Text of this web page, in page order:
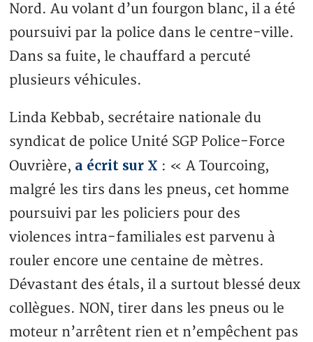
Nord. Au volant d’un fourgon blanc, il a été
poursuivi par la police dans le centre-ville.
Dans sa fuite, le chauffard a percuté
plusieurs véhicules.
Linda Kebbab, secrétaire nationale du
syndicat de police Unité SGP Police-Force
Ouvrière, a écrit sur X : « A Tourcoing,
malgré les tirs dans les pneus, cet homme
poursuivi par les policiers pour des
violences intra-familiales est parvenu à
rouler encore une centaine de mètres.
Dévastant des étals, il a surtout blessé deux
collègues. NON, tirer dans les pneus ou le
moteur n’arrêtent rien et n’empêchent pas